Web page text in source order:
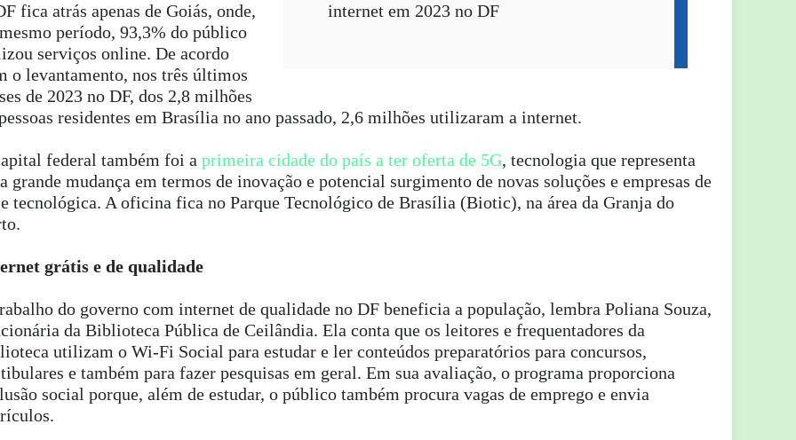
internet em 2023 no DF
fica atrás apenas de Goiás, onde,
período, 93,3% do público
serviços online. De acordo
o levantamento, nos três últimos
de 2023 no DF, dos 2,8 milhões
residentes em Brasília no ano passado, 2,6 milhões utilizaram a internet.
federal também foi a primeira cidade do país a ter oferta de 5G, tecnologia que representa
grande mudança em termos de inovação e potencial surgimento de novas soluções e empresas de
tecnológica. A oficina fica no Parque Tecnológico de Brasília (Biotic), na área da Granja do
grátis e de qualidade
do governo com internet de qualidade no DF beneficia a população, lembra Poliana Souza,
da Biblioteca Pública de Ceilândia. Ela conta que os leitores e frequentadores da
utilizam o Wi-Fi Social para estudar e ler conteúdos preparatórios para concursos,
e também para fazer pesquisas em geral. Em sua avaliação, o programa proporciona
social porque, além de estudar, o público também procura vagas de emprego e envia